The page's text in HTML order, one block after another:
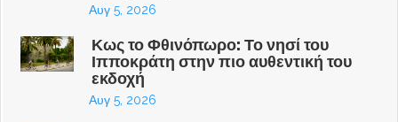
Αυγ 5, 2026
Κως το Φθινόπωρο: Το νησί του
Ιπποκράτη στην πιο αυθεντική του
εκδοχή
Αυγ 5, 2026